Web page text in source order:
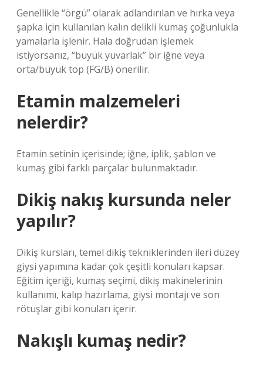
Genellikle “örgü” olarak adlandırılan ve hırka veya
şapka için kullanılan kalın delikli kumaş çoğunlukla
yamalarla işlenir. Hala doğrudan işlemek
istiyorsanız, “büyük yuvarlak” bir iğne veya
orta/büyük top (FG/B) önerilir.
Etamin malzemeleri
nelerdir?
Etamin setinin içerisinde; iğne, iplik, şablon ve
kumaş gibi farklı parçalar bulunmaktadır.
Dikiş nakış kursunda neler
yapılır?
Dikiş kursları, temel dikiş tekniklerinden ileri düzey
giysi yapımına kadar çok çeşitli konuları kapsar.
Eğitim içeriği, kumaş seçimi, dikiş makinelerinin
kullanımı, kalıp hazırlama, giysi montajı ve son
rötuşlar gibi konuları içerir.
Nakışlı kumaş nedir?